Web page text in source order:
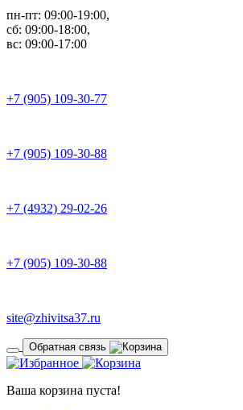
пн-пт: 09:00-19:00,
сб: 09:00-18:00,
вс: 09:00-17:00
+7 (905) 109-30-77
+7 (905) 109-30-88
+7 (4932) 29-02-26
+7 (905) 109-30-88
site@zhivitsa37.ru
Обратная связь
Ваша корзина пуста!